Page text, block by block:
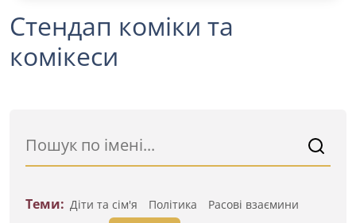
Стендап коміки та
комікеси
Теми: Діти та сім'я Політика
Расові взаємини